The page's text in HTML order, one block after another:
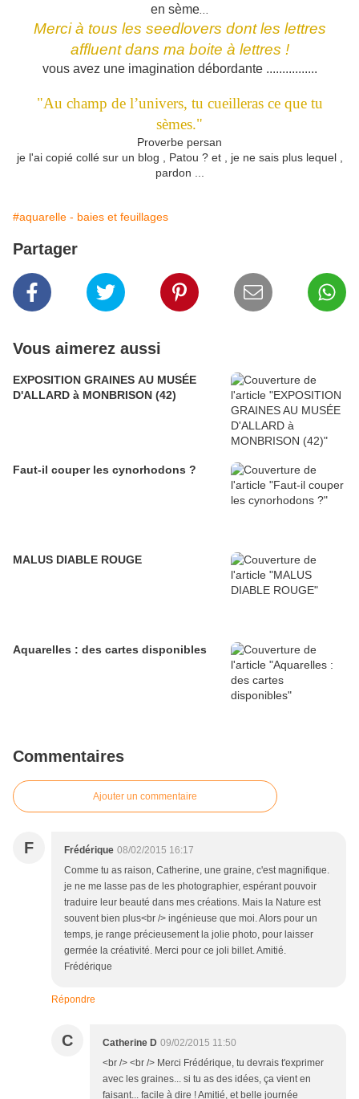
en sème...
Merci à tous les seedlovers dont les lettres
affluent dans ma boite à lettres !
vous avez une imagination débordante ................
"Au champ de l’univers, tu cueilleras ce que tu
sèmes."
Proverbe persan
je l'ai copié collé sur un blog , Patou ? et , je ne sais plus lequel ,
pardon ...
#aquarelle - baies et feuillages
Partager
Vous aimerez aussi
EXPOSITION GRAINES AU MUSÉE
D'ALLARD à MONBRISON (42)
Faut-il couper les cynorhodons ?
MALUS DIABLE ROUGE
Aquarelles : des cartes disponibles
Commentaires
Ajouter un commentaire
F Frédérique 08/02/2015 16:17
Comme tu as raison, Catherine, une graine, c'est magnifique.
je ne me lasse pas de les photographier, espérant pouvoir
traduire leur beauté dans mes créations. Mais la Nature est
souvent bien plus<br /> ingénieuse que moi. Alors pour un
temps, je range précieusement la jolie photo, pour laisser
germée la créativité. Merci pour ce joli billet. Amitié.
Frédérique
Répondre
C Catherine D 09/02/2015 11:50
<br /> <br /> Merci Frédérique, tu devrais t'exprimer
avec les graines... si tu as des idées, ça vient en
faisant... facile à dire ! Amitié, et belle journée